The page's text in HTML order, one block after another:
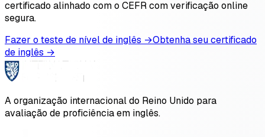
certificado alinhado com o CEFR com verificação online
segura.
Fazer o teste de nível de inglês →Obtenha seu certificado
de inglês →
A organização internacional do Reino Unido para
avaliação de proficiência em inglês.